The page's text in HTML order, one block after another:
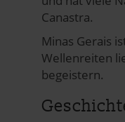
Canastra.
Minas Gerais
Wellenreiten
begeistern.